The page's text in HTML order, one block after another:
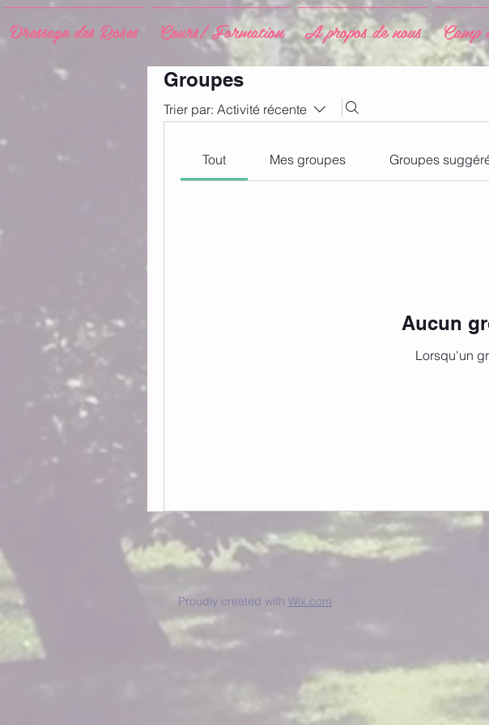
Dressage des Roses Cours/ Formation A propos de nous Camp
Groupes
Trier par: Activité récente
Tout Mes groupes Groupes
Aucun
Lorsqu'un
Proudly created with Wix.com